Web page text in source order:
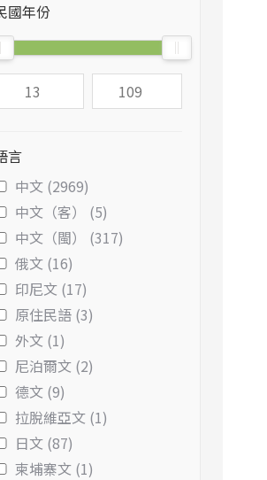
國年份
言
中文 (2969)
中文（客） (5)
中文（閩） (317)
俄文 (16)
印尼文 (17)
原住民語 (3)
外文 (1)
尼泊爾文 (2)
德文 (9)
拉脫維亞文 (1)
日文 (87)
柬埔寨文 (1)